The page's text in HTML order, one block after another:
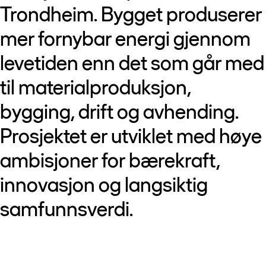
Trondheim. Bygget produserer
mer fornybar energi gjennom
levetiden enn det som går med
til materialproduksjon,
bygging, drift og avhending.
Prosjektet er utviklet med høye
ambisjoner for bærekraft,
innovasjon og langsiktig
samfunnsverdi.